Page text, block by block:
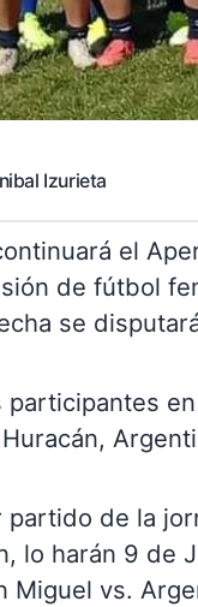
Izurieta
el
de fútbol
se
participantes
partido de la
lo harán 9 de
Miguel vs.